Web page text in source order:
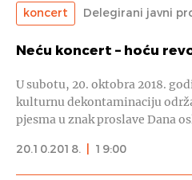
koncert Delegirani javni
Neću koncert – hoću
U subotu, 20. oktobra 2018.
kulturnu dekontaminaciju
pjesma u znak proslave Dana
20.10.2018.
19:00